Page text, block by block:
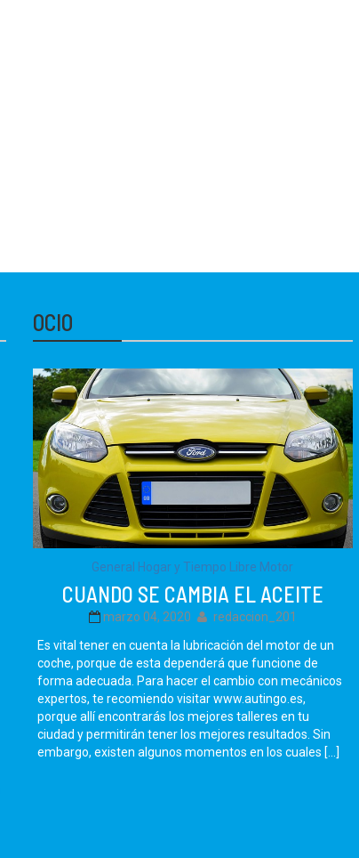
OCIO
General Hogar y Tiempo Libre Motor
CUANDO SE CAMBIA EL ACEITE
marzo 04, 2020
redaccion_201
Es vital tener en cuenta la lubricación del motor de un
coche, porque de esta dependerá que funcione de
forma adecuada. Para hacer el cambio con mecánicos
expertos, te recomiendo visitar www.autingo.es,
porque allí encontrarás los mejores talleres en tu
ciudad y permitirán tener los mejores resultados. Sin
embargo, existen algunos momentos en los cuales […]